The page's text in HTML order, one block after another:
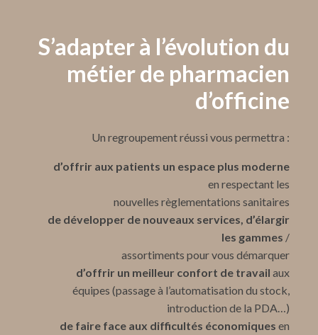
S’adapter à l’évolution du
métier de pharmacien
d’officine
Un regroupement réussi vous permettra :
d’offrir aux patients un espace plus moderne
en respectant les
nouvelles règlementations sanitaires
de développer de nouveaux services, d’élargir
les gammes /
assortiments pour vous démarquer
d’offrir un meilleur confort de travail aux
équipes (passage à l’automatisation du stock,
introduction de la PDA…)
de faire face aux difficultés économiques en